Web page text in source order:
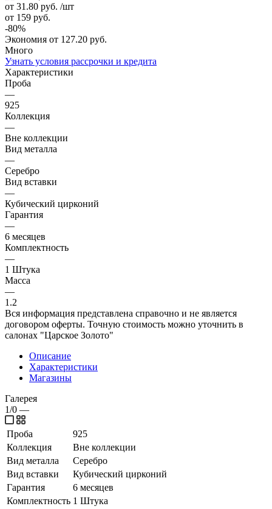
от 31.80 руб. /шт
от 159 руб.
-80%
Экономия от 127.20 руб.
Много
Узнать условия рассрочки и кредита
Характеристики
Проба
—
925
Коллекция
—
Вне коллекции
Вид металла
—
Серебро
Вид вставки
—
Кубический цирконий
Гарантия
—
6 месяцев
Комплектность
—
1 Штука
Масса
—
1.2
Вся информация представлена справочно и не является
договором оферты. Точную стоимость можно уточнить в
салонах "Царское Золото"
Описание
Характеристики
Магазины
Галерея
1/0 —
Проба
925
Коллекция
Вне коллекции
Вид металла
Серебро
Вид вставки
Кубический цирконий
Гарантия
6 месяцев
Комплектность 1 Штука